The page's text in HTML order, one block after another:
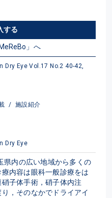
する
」へ
Dry Eye Vol.17 No.2 40-42,
/ 施設紹介
Dry Eye
県内の広い地域から多くの
内容は眼科一般診療をは
子体手術，硝子体内注
，そのなかでドライアイ